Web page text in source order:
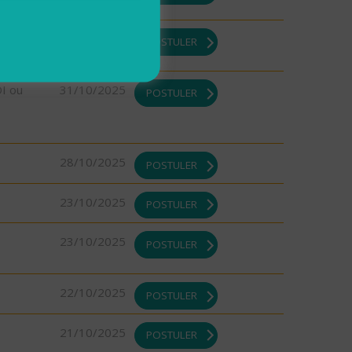
POSTULER
ou
31/10/2025 POSTULER
28/10/2025 POSTULER
23/10/2025 POSTULER
23/10/2025 POSTULER
22/10/2025 POSTULER
21/10/2025 POSTULER